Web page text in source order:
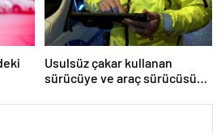
Usulsüz çakar kullanan
sürücüye ve araç sürücüsüne